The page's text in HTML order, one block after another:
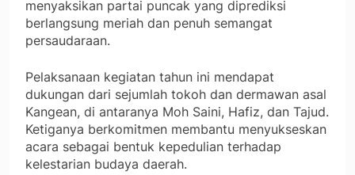
menyaksikan partai puncak yang diprediksi
berlangsung meriah dan penuh semangat
persaudaraan.
Pelaksanaan kegiatan tahun ini mendapat
dukungan dari sejumlah tokoh dan dermawan asal
Kangean, di antaranya Moh Saini, Hafiz, dan Tajud.
Ketiganya berkomitmen membantu menyukseskan
acara sebagai bentuk kepedulian terhadap
kelestarian budaya daerah.